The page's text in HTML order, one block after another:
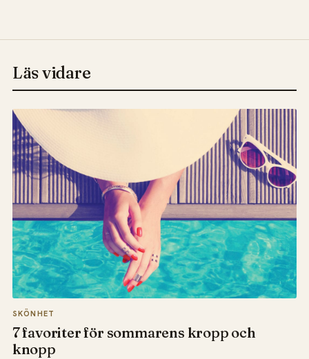
Läs vidare
SKÖNHET
7 favoriter för sommarens kropp och
knopp